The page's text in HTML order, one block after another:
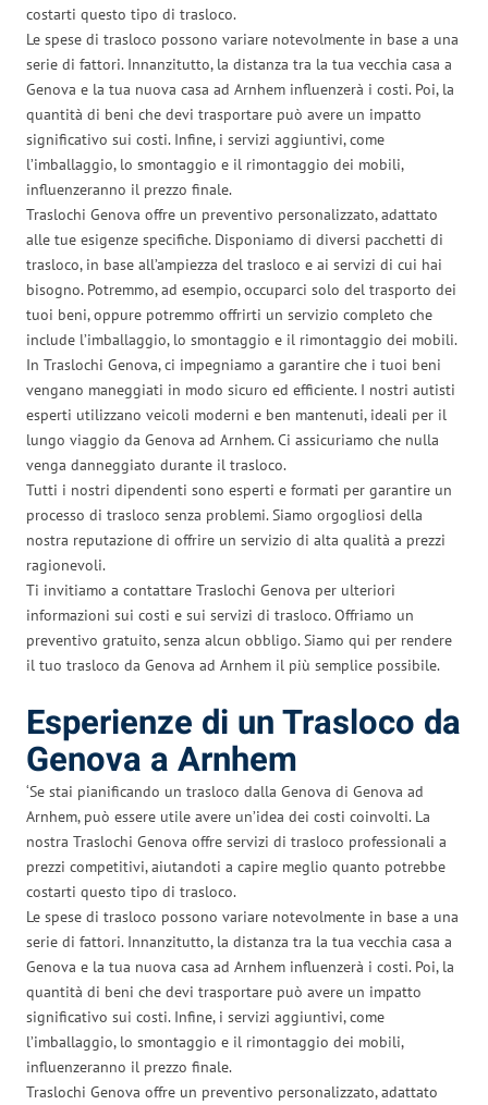
costarti questo tipo di trasloco.
Le spese di trasloco possono variare notevolmente in base a una
serie di fattori. Innanzitutto, la distanza tra la tua vecchia casa a
Genova e la tua nuova casa ad Arnhem influenzerà i costi. Poi, la
quantità di beni che devi trasportare può avere un impatto
significativo sui costi. Infine, i servizi aggiuntivi, come
l’imballaggio, lo smontaggio e il rimontaggio dei mobili,
influenzeranno il prezzo finale.
Traslochi Genova offre un preventivo personalizzato, adattato
alle tue esigenze specifiche. Disponiamo di diversi pacchetti di
trasloco, in base all’ampiezza del trasloco e ai servizi di cui hai
bisogno. Potremmo, ad esempio, occuparci solo del trasporto dei
tuoi beni, oppure potremmo offrirti un servizio completo che
include l’imballaggio, lo smontaggio e il rimontaggio dei mobili.
In Traslochi Genova, ci impegniamo a garantire che i tuoi beni
vengano maneggiati in modo sicuro ed efficiente. I nostri autisti
esperti utilizzano veicoli moderni e ben mantenuti, ideali per il
lungo viaggio da Genova ad Arnhem. Ci assicuriamo che nulla
venga danneggiato durante il trasloco.
Tutti i nostri dipendenti sono esperti e formati per garantire un
processo di trasloco senza problemi. Siamo orgogliosi della
nostra reputazione di offrire un servizio di alta qualità a prezzi
ragionevoli.
Ti invitiamo a contattare Traslochi Genova per ulteriori
informazioni sui costi e sui servizi di trasloco. Offriamo un
preventivo gratuito, senza alcun obbligo. Siamo qui per rendere
il tuo trasloco da Genova ad Arnhem il più semplice possibile.
Esperienze di un Trasloco da
Genova a Arnhem
‘Se stai pianificando un trasloco dalla Genova di Genova ad
Arnhem, può essere utile avere un’idea dei costi coinvolti. La
nostra Traslochi Genova offre servizi di trasloco professionali a
prezzi competitivi, aiutandoti a capire meglio quanto potrebbe
costarti questo tipo di trasloco.
Le spese di trasloco possono variare notevolmente in base a una
serie di fattori. Innanzitutto, la distanza tra la tua vecchia casa a
Genova e la tua nuova casa ad Arnhem influenzerà i costi. Poi, la
quantità di beni che devi trasportare può avere un impatto
significativo sui costi. Infine, i servizi aggiuntivi, come
l’imballaggio, lo smontaggio e il rimontaggio dei mobili,
influenzeranno il prezzo finale.
Traslochi Genova offre un preventivo personalizzato, adattato